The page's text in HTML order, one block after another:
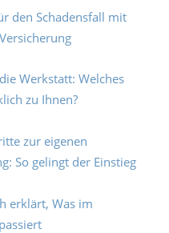
den Schadensfall mit
Werkstatt: Welches
zu Ihnen?
zur eigenen
So gelingt der Einstieg
erklärt, Was im